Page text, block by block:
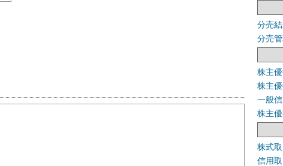
分売
分売
株主
株主
一般
株主
株式
信用